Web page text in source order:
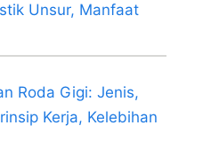
Unsur, Manfaat
Roda Gigi: Jenis,
Kerja, Kelebihan